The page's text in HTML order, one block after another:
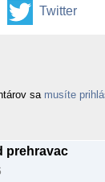
Twitter
sa musíte
prehravac